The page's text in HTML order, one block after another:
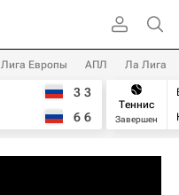
Лига Европы АПЛ Ла Лига
3 3
6 6
Теннис
Завершен